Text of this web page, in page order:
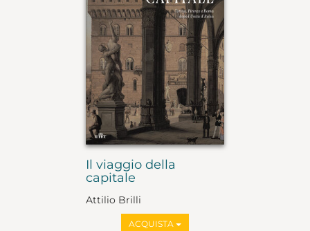
Il viaggio della
capitale
Attilio Brilli
ACQUISTA